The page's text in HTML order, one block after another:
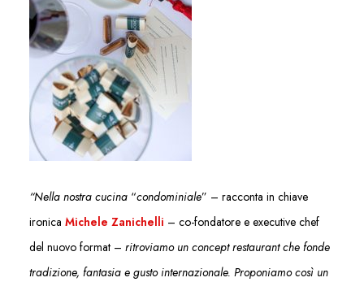
“Nella nostra cucina “condominiale” – racconta in chiave
ironica Michele Zanichelli – co-fondatore e executive chef
del nuovo format – ritroviamo un concept restaurant che fonde
tradizione, fantasia e gusto internazionale. Proponiamo così un